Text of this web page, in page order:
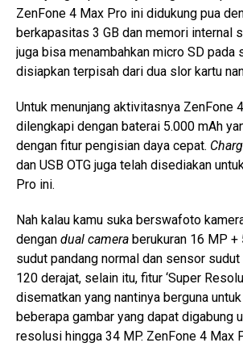
ZenFone 4 Max Pro ini didukung pua
berkapasitas 3 GB dan memori internal
juga bisa menambahkan micro SD pada
disiapkan terpisah dari dua slor kartu
Untuk menunjang aktivitasnya ZenFone
dilengkapi dengan baterai 5.000 mAh
dengan fitur pengisian daya cepat.
dan USB OTG juga telah disediakan
Pro ini.
Nah kalau kamu suka berswafoto
dengan dual camera berukuran 16 MP
sudut pandang normal dan sensor
120 derajat, selain itu, fitur ‘Super
disematkan yang nantinya berguna
beberapa gambar yang dapat digabung
resolusi hingga 34 MP. ZenFone 4 Max